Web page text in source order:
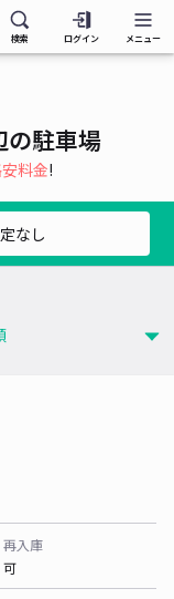
検索 ログイン メニュー
の駐車場
料金!
なし
再入庫
可